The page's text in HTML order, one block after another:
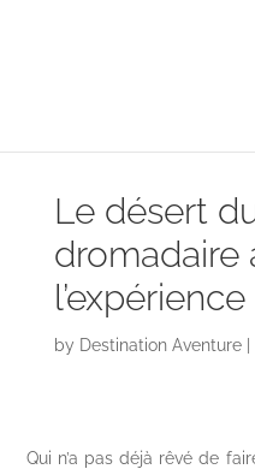
Le désert
dromadaire
by Destination Aventure
Qui n’a pas déjà rêvé de